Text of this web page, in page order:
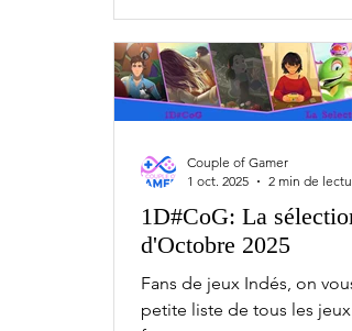
Early Access 4 novembre
Cleaning Chaos – Cats &
op - Early Access Generation Exile -
PS4,
1D#CoG: La sélection
d'Octobre 2025
Fans de jeux Indés, on
petite liste de tous les jeux
Couple of Gamer
1 oct. 2025
2 min de